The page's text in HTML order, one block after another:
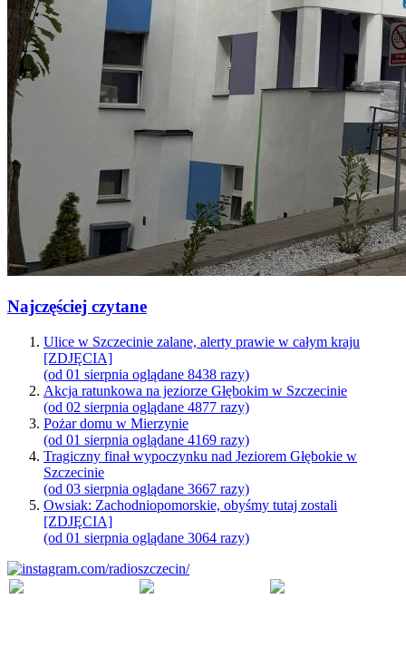
Najczęściej czytane
Ulice w Szczecinie zalane, alerty prawie w całym kraju
[ZDJĘCIA]
(od 01 sierpnia oglądane 8438 razy)
Akcja ratunkowa na jeziorze Głębokim w Szczecinie
(od 02 sierpnia oglądane 4877 razy)
Pożar domu w Mierzynie
(od 01 sierpnia oglądane 4169 razy)
Tragiczny finał wypoczynku nad Jeziorem Głębokie w
Szczecinie
(od 03 sierpnia oglądane 3667 razy)
Owsiak: Zachodniopomorskie, obyśmy tutaj zostali
[ZDJĘCIA]
(od 01 sierpnia oglądane 3064 razy)